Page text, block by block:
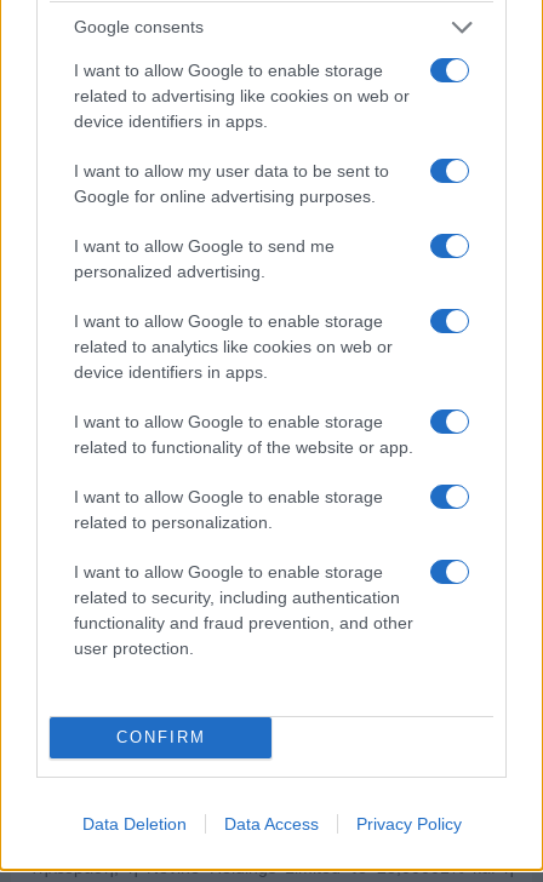
Google consents
I want to allow Google to enable storage
related to advertising like cookies on web or
device identifiers in apps.
I want to allow my user data to be sent to
Google for online advertising purposes.
I want to allow Google to send me
personalized advertising.
I want to allow Google to enable storage
related to analytics like cookies on web or
device identifiers in apps.
I want to allow Google to enable storage
related to functionality of the website or app.
I want to allow Google to enable storage
related to personalization.
I want to allow Google to enable storage
related to security, including authentication
functionality and fraud prevention, and other
user protection.
CONFIRM
Data Deletion Data Access Privacy Policy
ΑΝΗΚΕΙ ΣΤΗΝ ΚΑΤΗΓΟΡΙΑ: HOME-LEFT , INTERNET
ΤΗΛΕΟΡΑΣΗ
ΕΠΙΣΗΜΑΣΜΕΝΟ ΜΕ: AMA FILMS , AMAZON PRIME , APPLE
COSMOTE NOVA VODAFONE
ΕΠΙΤΡΟΠΗ ΑΝΤΑΓΩΝΙΣΜΟΥ , ΕΡΤ
Στην Ευρωπαϊκή Επιτροπή ο έλεγχος
για την είσοδο της United στον Alpha
Όμιλος United, από κοινού με την Motor Oil. Μέχρι και σήμερα,
Τηλεόραση, η Nevine Holdings Limited το 25,00001% και η